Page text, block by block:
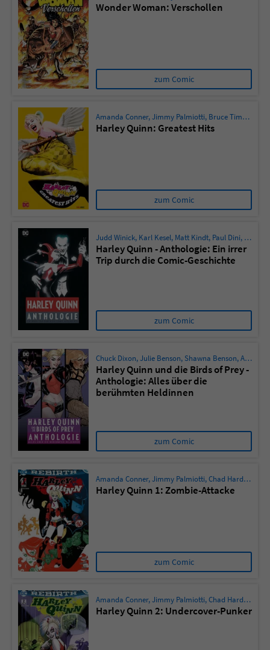
Wonder Woman: Verschollen
zum Comic
Amanda Conner,Jimmy Palmiotti, Bruce Timm ,
Harley Quinn: Greatest Hits
zum Comic
Judd Winick, Karl Kesel, Matt Kindt, Paul Dini,
Harley Quinn - Anthologie: Ein irrer
Trip durch die Comic-Geschichte
zum Comic
Chuck Dixon,Julie Benson, Shawna Benson,Amanda Conner
Harley Quinn und die Birds of Prey -
Anthologie: Alles über die
berühmten Heldinnen
zum Comic
Amanda Conner,Jimmy Palmiotti,Chad Hardin ,
Harley Quinn 1: Zombie-Attacke
zum Comic
Amanda Conner,Jimmy Palmiotti,Chad Hardin ,
Harley Quinn 2: Undercover-Punker
Name tx_pwcomments_ahash
Anbieter Literatur-Couch Medien GmbH & Co. KG
Laufzeit 1 Jahr
Zweck Cookie für Kommentare einzelner Buchtitel
Name
Anbieter Literatur-Couch Medien GmbH & Co. KG
Laufzeit Session
Zweck
Dieses Cookie gewährleistet die
Kommunikation der Webseite mit dem
Benutzer. Es wird benötigt um z. B. den